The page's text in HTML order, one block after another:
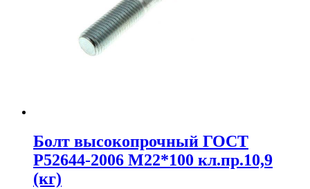
Болт высокопрочный ГОСТ
Р52644-2006 М22*100 кл.пр.10,9
(кг)